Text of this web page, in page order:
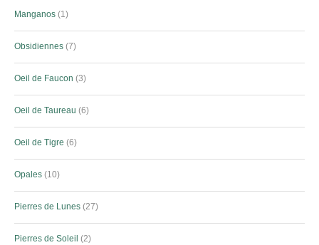
Manganos 1
Obsidiennes 7
Oeil de Faucon 3
Oeil de Taureau 6
Oeil de Tigre 6
Opales 10
Pierres de Lunes 27
Pierres de Soleil 2